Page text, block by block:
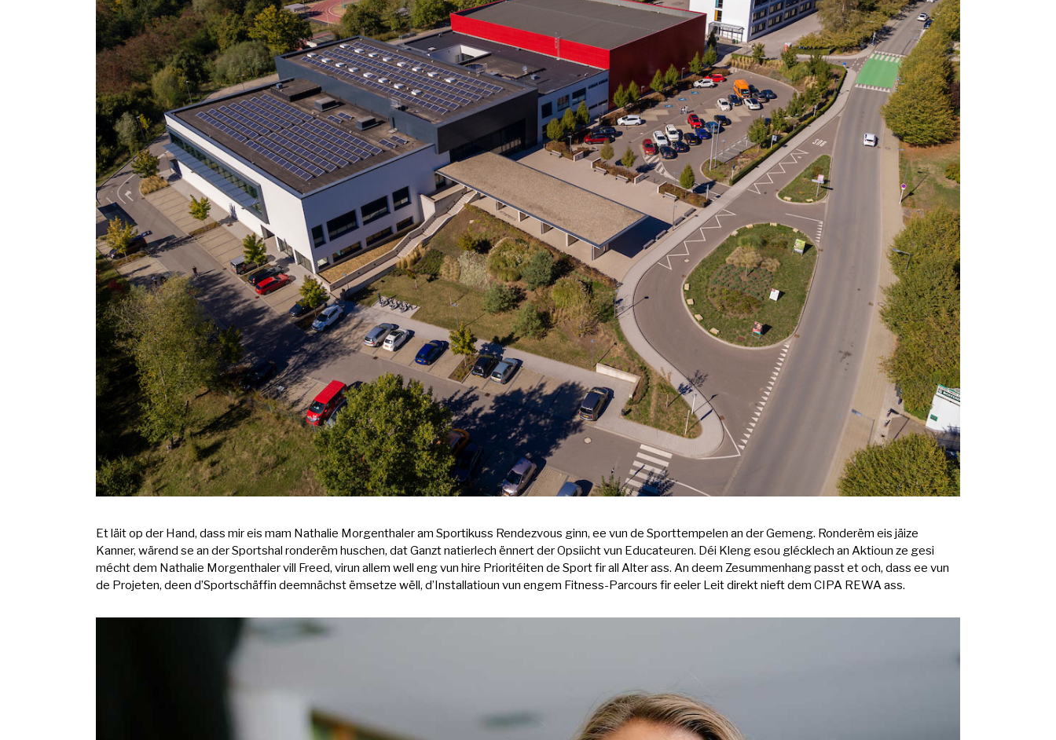
Et läit op der Hand, dass mir eis mam Nathalie Morgenthaler am Sportikuss Rendezvous ginn, ee vun de Sporttempelen an der Gemeng. Ronderëm eis jäize
Kanner, wärend se an der Sportshal ronderëm huschen, dat Ganzt natierlech ënnert der Opsiicht vun Educateuren. Déi Kleng esou glécklech an Aktioun ze gesi
mécht dem Nathalie Morgenthaler vill Freed, virun allem well eng vun hire Prioritéiten de Sport fir all Alter ass. An deem Zesummenhang passt et och, dass ee vun
de Projeten, deen d’Sportschäffin deemnächst ëmsetze wëll, d’Installatioun vun engem Fitness-Parcours fir eeler Leit direkt nieft dem CIPA REWA ass.